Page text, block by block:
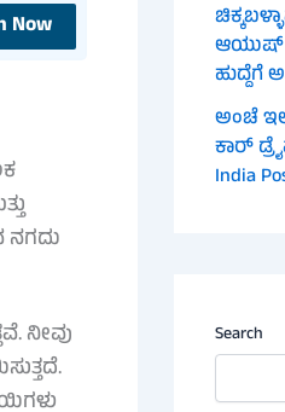
Now
ನಗದು
ನೀವು
ಆಯುಷ್
ಹುದ್ದೆಗೆ
ಅಂಚೆ
ಕಾರ್
India
Search